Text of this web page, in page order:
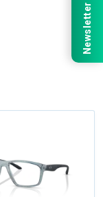
Newsletter